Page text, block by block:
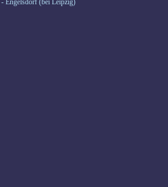
- Engelsdorf (bei Leipzig)